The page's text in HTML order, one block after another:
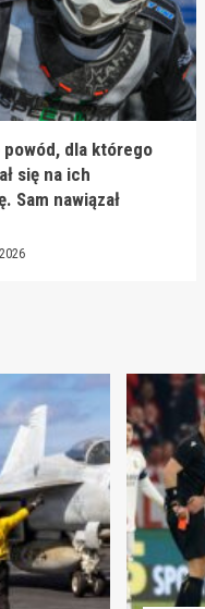
powód, dla którego
się na ich
Sam nawiązał